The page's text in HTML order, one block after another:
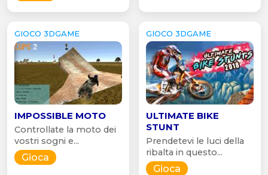
GIOCO 3DGAME
IMPOSSIBLE MOTO
Controllate la moto dei
vostri sogni e...
Gioca
GIOCO 3DGAME
ULTIMATE BIKE
STUNT
Prendetevi le luci della
ribalta in questo...
Gioca